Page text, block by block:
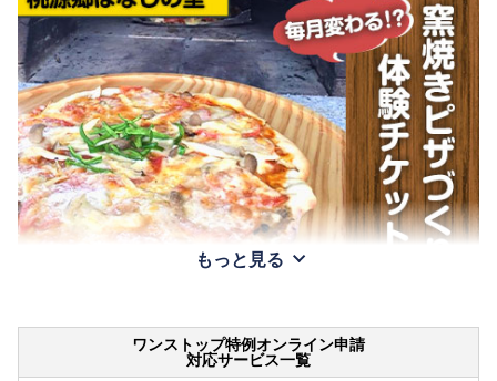
もっと見る
ワンストップ特例オンライン申請
対応サービス一覧